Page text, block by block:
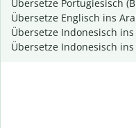
Übersetze Portugiesisch
Übersetze Englisch ins
Übersetze Indonesisch
Übersetze Indonesisch ins